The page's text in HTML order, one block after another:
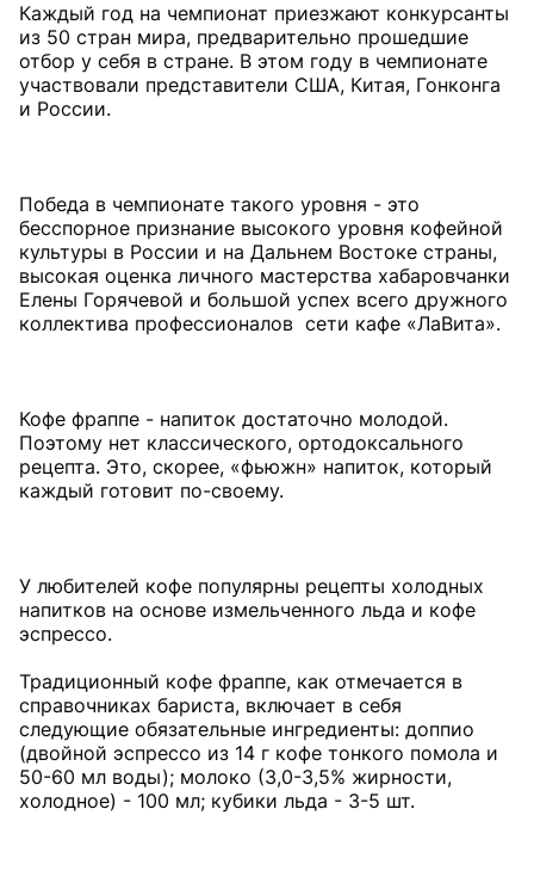
Каждый год на чемпионат приезжают конкурсанты
из 50 стран мира, предварительно прошедшие
отбор у себя в стране. В этом году в чемпионате
участвовали представители США, Китая, Гонконга
и России.
Победа в чемпионате такого уровня - это
бесспорное признание высокого уровня кофейной
культуры в России и на Дальнем Востоке страны,
высокая оценка личного мастерства хабаровчанки
Елены Горячевой и большой успех всего дружного
коллектива профессионалов сети кафе «ЛаВита».
Кофе фраппе - напиток достаточно молодой.
Поэтому нет классического, ортодоксального
рецепта. Это, скорее, «фьюжн» напиток, который
каждый готовит по-своему.
У любителей кофе популярны рецепты холодных
напитков на основе измельченного льда и кофе
эспрессо.
Традиционный кофе фраппе, как отмечается в
справочниках бариста, включает в себя
следующие обязательные ингредиенты: доппио
(двойной эспрессо из 14 г кофе тонкого помола и
50-60 мл воды); молоко (3,0-3,5% жирности,
холодное) - 100 мл; кубики льда - 3-5 шт.